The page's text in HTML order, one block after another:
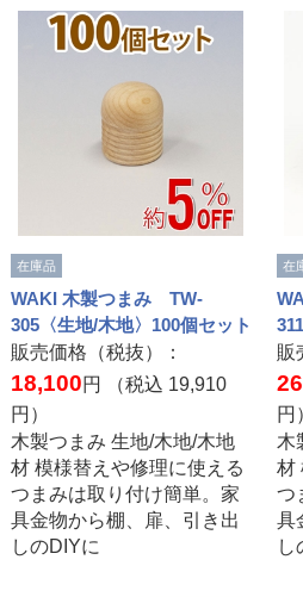
在庫品
WAKI 木製つまみ TW-
305〈生地/木地〉100個セット
販売価格（税抜）：
18,100円 （税込 19,910
円）
木製つまみ 生地/木地/木地
材 模様替えや修理に使える
つまみは取り付け簡単。家
具金物から棚、扉、引き出
しのDIYに
在
販
円
木
材
つ
具
し